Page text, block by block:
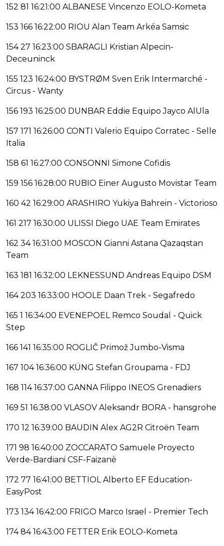
152 81 16:21:00 ALBANESE Vincenzo EOLO-Kometa
153 166 16:22:00 RIOU Alan Team Arkéa Samsic
154 27 16:23:00 SBARAGLI Kristian Alpecin-
Deceuninck
155 123 16:24:00 BYSTRØM Sven Erik Intermarché -
Circus - Wanty
156 193 16:25:00 DUNBAR Eddie Equipo Jayco AlUla
157 171 16:26:00 CONTI Valerio Equipo Corratec - Selle
Italia
158 61 16:27:00 CONSONNI Simone Cofidis
159 156 16:28:00 RUBIO Einer Augusto Movistar Team
160 42 16:29:00 ARASHIRO Yukiya Bahrein - Victorioso
161 217 16:30:00 ULISSI Diego UAE Team Emirates
162 34 16:31:00 MOSCON Gianni Astana Qazaqstan
Team
163 181 16:32:00 LEKNESSUND Andreas Equipo DSM
164 203 16:33:00 HOOLE Daan Trek - Segafredo
165 1 16:34:00 EVENEPOEL Remco Soudal - Quick
Step
166 141 16:35:00 ROGLIČ Primož Jumbo-Visma
167 104 16:36:00 KÜNG Stefan Groupama - FDJ
168 114 16:37:00 GANNA Filippo INEOS Grenadiers
169 51 16:38:00 VLASOV Aleksandr BORA - hansgrohe
170 12 16:39:00 BAUDIN Alex AG2R Citroën Team
171 98 16:40:00 ZOCCARATO Samuele Proyecto
Verde-Bardiani CSF-Faizanè
172 77 16:41:00 BETTIOL Alberto EF Education-
EasyPost
173 134 16:42:00 FRIGO Marco Israel - Premier Tech
174 84 16:43:00 FETTER Erik EOLO-Kometa